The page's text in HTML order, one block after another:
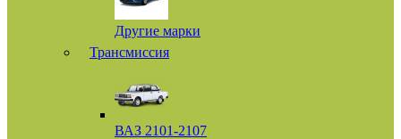
Другие марки
Трансмиссия
ВАЗ 2101-2107